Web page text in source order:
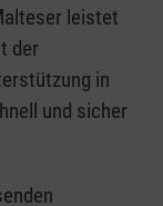
leistet
der
in
und sicher